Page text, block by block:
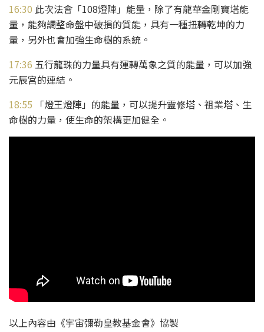
16:30 此次法會「108燈陣」能量，除了有龍華金剛寶塔能
量，能夠調整命盤中破損的質能，具有一種扭轉乾坤的力
量，另外也會加強生命樹的系統。
17:36 五行龍珠的力量具有運轉萬象之質的能量，可以加強
元辰宮的連結。
18:55 「燈王燈陣」的能量，可以提升靈修塔、祖業塔、生
命樹的力量，使生命的架構更加健全。
以上內容由《宇宙彌勒皇教基金會》協製